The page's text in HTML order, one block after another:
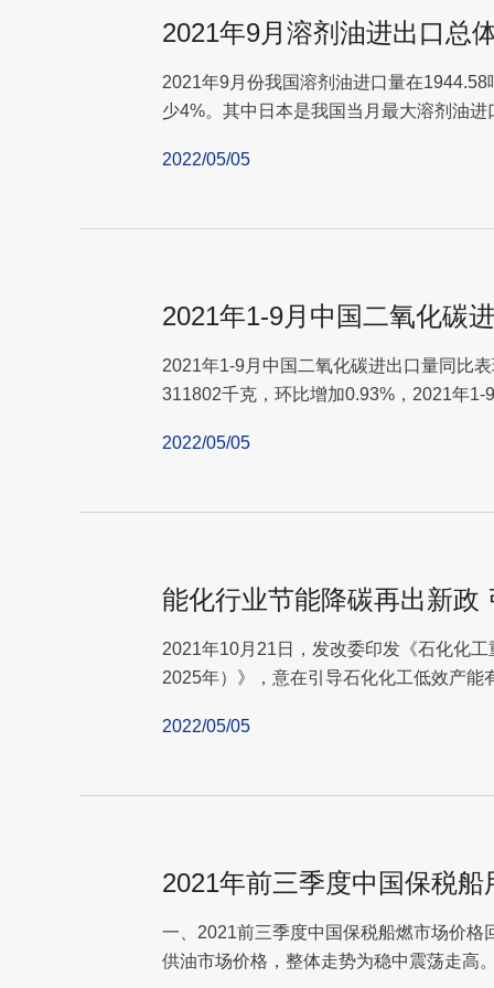
2021年9月溶剂油进出口总
2021年9月份我国溶剂油进口量在
少4%。其中日本是我国当月最大溶剂油
2022/05/05
2021年1-9月中国二氧化碳
2021年1-9月中国二氧化碳进出口量同比
311802千克，环比增加0.93%，2021年
2022/05/05
能化行业节能降碳再出新政
2021年10月21日，发改委印发《石化化
2025年）》，意在引导石化化工低效产
2022/05/05
2021年前三季度中国保税
一、2021前三季度中国保税船燃市场价
供油市场价格，整体走势为稳中震荡走高